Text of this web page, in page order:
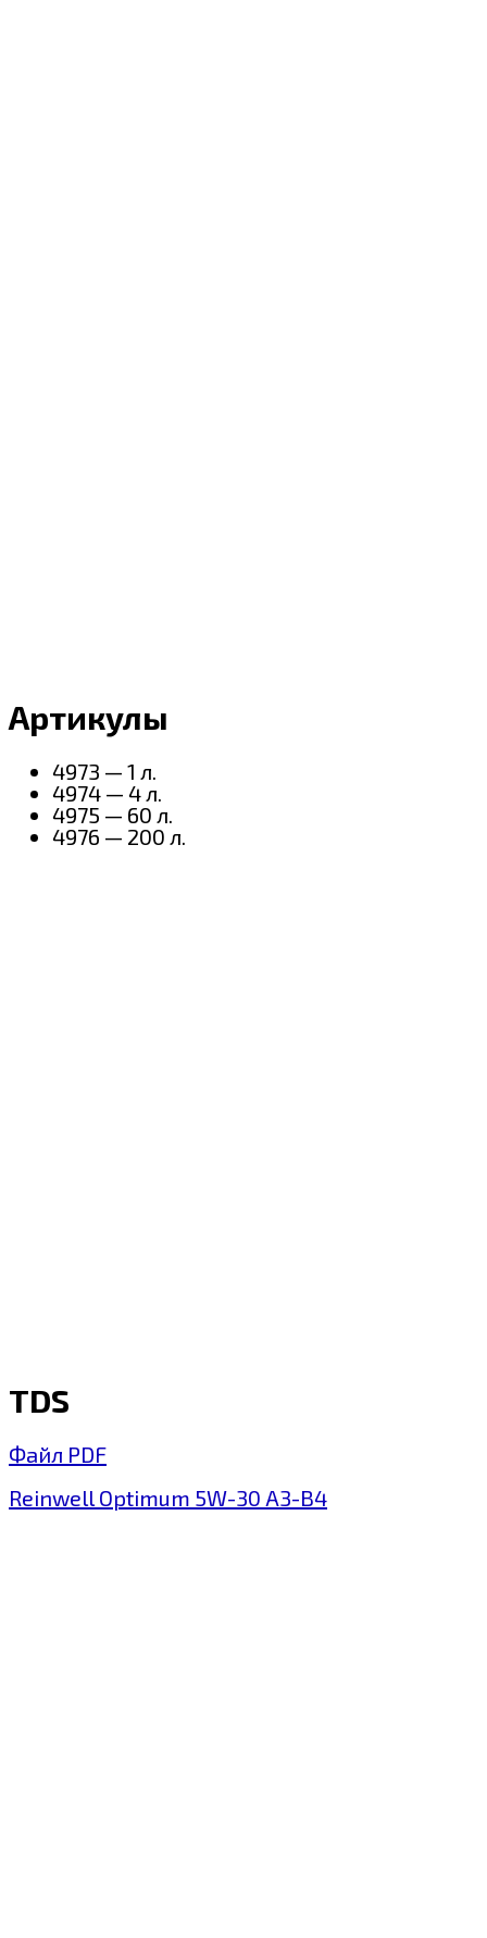
Артикулы
4973 — 1 л.
4974 — 4 л.
4975 — 60 л.
4976 — 200 л.
TDS
Файл PDF
Reinwell Optimum 5W-30 A3-B4